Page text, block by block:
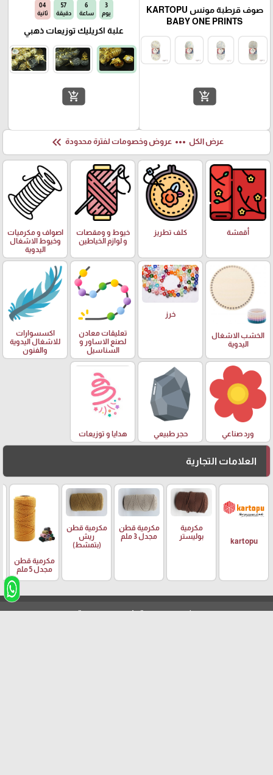
صوف قرطبة مونس KARTOPU
BABY ONE PRINTS
add_shopping_cart
3
يوم
6
ساعة
57
دقيقة
03
ثانية
علبة اكريليك توزيعات ذهبي
add_shopping_cart
عرض الكل more_horiz عروض وخصومات لفترة محدودة keyboard_double_arrow_left
أقمشة كلف تطريز
خيوط و ومقصات
و لوازم الخياطين
اصواف و مكرميات
وخيوط الاشغال
اليدوية
الخشب الاشغال
اليدوية
خرز
تعليقات معادن
لصنع الاساور و
السناسيل
اكسسوارات
للاشغال اليدوية
والفنون
ورد صناعي حجر طبيعي هدايا و توزيعات
العلامات التجارية
kartopu
مكرمية
بوليستر
مكرمية قطن
مجدل 3 ملم
مكرمية قطن
ريش
(بتمشط)
مكرمية قطن
مجدل 5 ملم
تثبيت تطبيقنا"مؤسسة اليمني"